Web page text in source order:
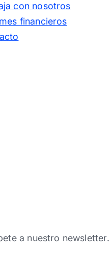
con nosotros
financieros
a nuestro newsletter.